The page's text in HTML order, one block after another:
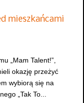
mieszkańcami
„Mam Talent!”,
okazję przeżyć
wybiorą się na
„Tak To...